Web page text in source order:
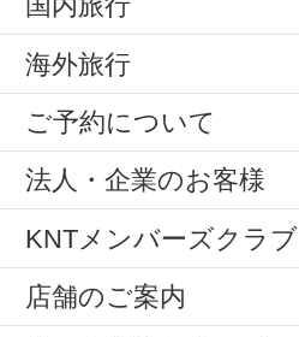
海外旅行
ご予約について
法人・企業のお客様
KNTメンバーズクラブ
店舗のご案内